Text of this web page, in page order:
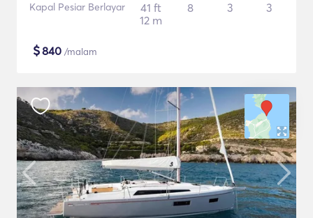
Kapal Pesiar Berlayar
41 ft
12 m
8 3 3
$840 /malam